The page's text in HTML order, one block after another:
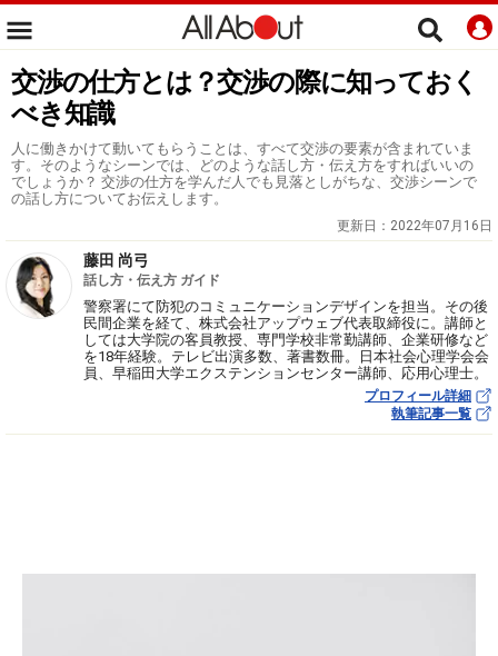
交渉の仕方とは？交渉の際に知っておく
べき知識
人に働きかけて動いてもらうことは、すべて交渉の要素が含まれていま
す。そのようなシーンでは、どのような話し方・伝え方をすればいいの
でしょうか？ 交渉の仕方を学んだ人でも見落としがちな、交渉シーンで
の話し方についてお伝えします。
更新日： 2022年07月16日
藤田 尚弓
話し方・伝え方 ガイド
警察署にて防犯のコミュニケーションデザインを担当。その後
民間企業を経て、株式会社アップウェブ代表取締役に。講師と
しては大学院の客員教授、専門学校非常勤講師、企業研修など
を18年経験。テレビ出演多数、著書数冊。日本社会心理学会会
員、早稲田大学エクステンションセンター講師、応用心理士。
プロフィール詳細
執筆記事一覧